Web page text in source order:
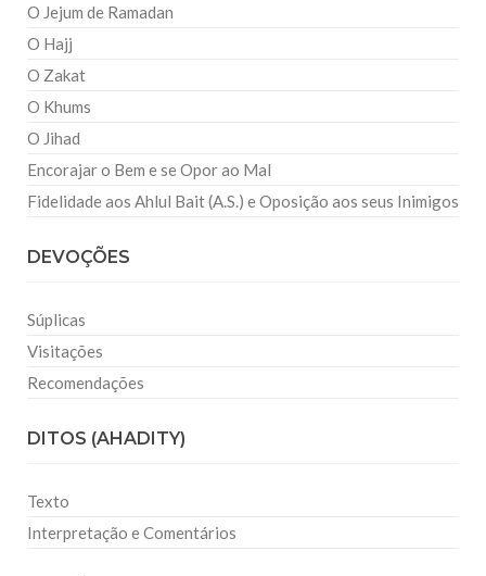
O Jejum de Ramadan
O Hajj
O Zakat
O Khums
O Jihad
Encorajar o Bem e se Opor ao Mal
Fidelidade aos Ahlul Bait (A.S.) e Oposição aos seus Inimigos
DEVOÇÕES
Súplicas
Visitações
Recomendações
DITOS (AHADITY)
Texto
Interpretação e Comentários